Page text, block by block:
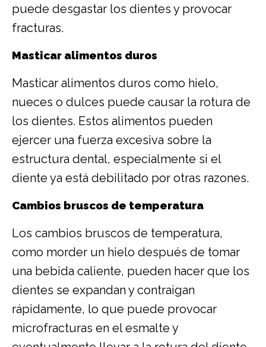
puede desgastar los dientes y provocar
fracturas.
Masticar alimentos duros
Masticar alimentos duros como hielo,
nueces o dulces puede causar la rotura de
los dientes. Estos alimentos pueden
ejercer una fuerza excesiva sobre la
estructura dental, especialmente si el
diente ya está debilitado por otras razones.
Cambios bruscos de temperatura
Los cambios bruscos de temperatura,
como morder un hielo después de tomar
una bebida caliente, pueden hacer que los
dientes se expandan y contraigan
rápidamente, lo que puede provocar
microfracturas en el esmalte y